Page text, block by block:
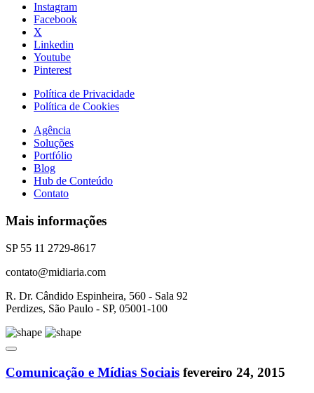
Instagram
Facebook
X
Linkedin
Youtube
Pinterest
Política de Privacidade
Política de Cookies
Agência
Soluções
Portfólio
Blog
Hub de Conteúdo
Contato
Mais informações
SP 55 11 2729-8617
contato@midiaria.com
R. Dr. Cândido Espinheira, 560 - Sala 92
Perdizes, São Paulo - SP, 05001-100
Comunicação e Mídias Sociais fevereiro 24, 2015